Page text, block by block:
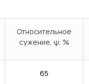
Относительное
сужение, ψ, %
65